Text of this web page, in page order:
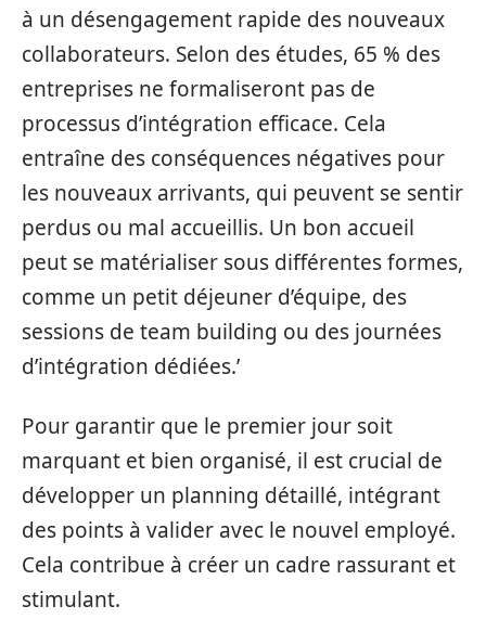
à un désengagement rapide des nouveaux
collaborateurs. Selon des études, 65 % des
entreprises ne formaliseront pas de
processus d’intégration efficace. Cela
entraîne des conséquences négatives pour
les nouveaux arrivants, qui peuvent se sentir
perdus ou mal accueillis. Un bon accueil
peut se matérialiser sous différentes formes,
comme un petit déjeuner d’équipe, des
sessions de team building ou des journées
d’intégration dédiées.’
Pour garantir que le premier jour soit
marquant et bien organisé, il est crucial de
développer un planning détaillé, intégrant
des points à valider avec le nouvel employé.
Cela contribue à créer un cadre rassurant et
stimulant.